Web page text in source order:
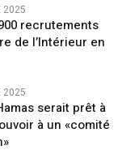
2025
recrutements
de l’Intérieur en
2025
serait prêt à
à un «comité